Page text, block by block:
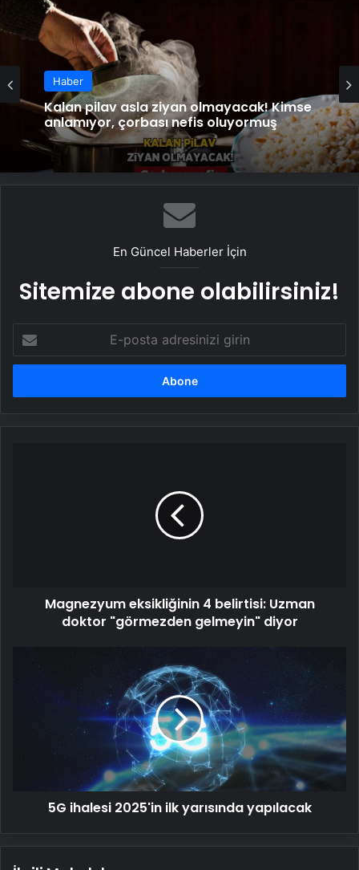
Haber
Kalan pilav asla ziyan olmayacak! Kimse
anlamıyor, çorbası nefis oluyormuş
En Güncel Haberler İçin
Sitemize abone olabilirsiniz!
posta
adresinizi
Magnezyum eksikliğinin 4 belirtisi: Uzman
doktor "görmezden gelmeyin" diyor
ihalesi
yarısında
5G ihalesi 2025'in ilk yarısında yapılacak